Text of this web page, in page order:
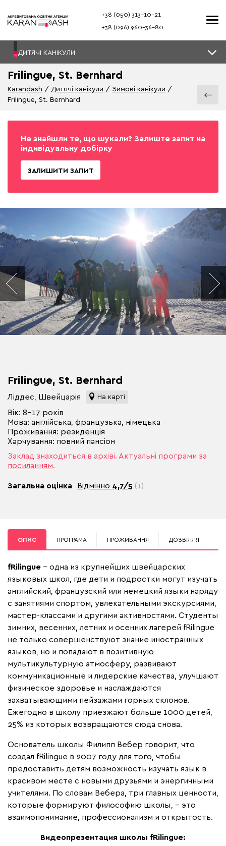
+38 (050) 313–10-21
+38 (096) 960–36-80
ДИТЯЧІ КАНІКУЛИ
Frilingue, St. Bernhard
Karandash Дитячі канікули
Зимові канікули
Frilingue, St. Bernhard
Не знайшли те, що шукали? Залиште запит на
індивідуальну добірку
ЗАЛИШИТИ ЗАПИТ
Frilingue, St. Bernhard
Ліддес, Швейцарія На карті
Вік: 8-17 років
Мова: англійська, французька, німецька
Проживання: резиденція
Харчування: повний пансіон
Заклад знаходиться в архіві. Актуальні програми за
посиланням.
Загальна оцінка Відмінно 4,7/5 (1)
ОПИС ПРОГРАМА ПРОЖИВАННЯ ДОЗВІЛЛЯ
fRilingue – одна из крупнейших швейцарских
языковых школ, где дети и подростки могут изучать
английский, французский или немецкий языки наряду
с занятиями спортом, увлекательными экскурсиями,
мастер-классами и другими активностями. Студенты
зимних, весенних, летних и осенних лагерей fRilingue
не только совершенствуют знание иностранных
языков, но и попадают в позитивную
мультикультурную атмосферу, развивают
коммуникационные и лидерские качества, улучшают
физическое здоровье и наслаждаются
захватывающими пейзажами горных склонов.
Ежегодно в школу приезжают больше 1000 детей,
25% из которых возвращаются сюда снова.
Основатель школы Филипп Вебер говорит, что
создал fRilingue в 2007 году для того, чтобы
предоставить детям возможность изучать язык в
красивом месте с новыми друзьями и энергичными
учителями. По словам Вебера, три главных ценности,
которые формируют философию школы, – это
взаимопонимание, профессионализм и открытость.
Видеопрезентация школы fRilingue: